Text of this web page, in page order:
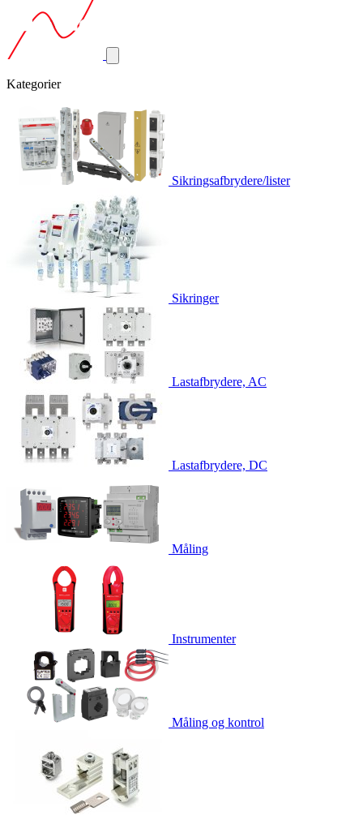
Kategorier
Sikringsafbrydere/lister
Sikringer
Lastafbrydere, AC
Lastafbrydere, DC
Måling
Instrumenter
Måling og kontrol